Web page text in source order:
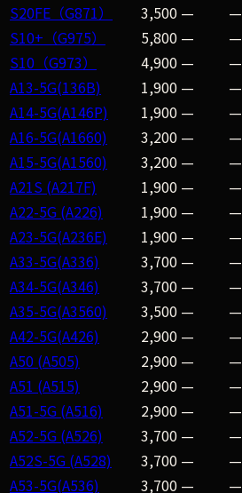
S20FE（G871）
3,500 — —
S10+（G975）
5,800 — —
S10（G973）
4,900 — —
A13-5G(136B)
1,900 — —
A14-5G(A146P)
1,900 — —
A16-5G(A1660)
3,200 — —
A15-5G(A1560)
3,200 — —
A21S (A217F)
1,900 — —
A22-5G (A226)
1,900 — —
A23-5G(A236E)
1,900 — —
A33-5G(A336)
3,700 — —
A34-5G(A346)
3,700 — —
A35-5G(A3560)
3,500 — —
A42-5G(A426)
2,900 — —
A50 (A505)
2,900 — —
A51 (A515)
2,900 — —
A51-5G (A516)
2,900 — —
A52-5G (A526)
3,700 — —
A52S-5G (A528)
3,700 — —
A53-5G(A536)
3,700 — —